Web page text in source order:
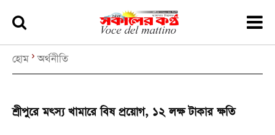
হোম অর্থনীতি
শ্রীপুরে মৎস্য খামারে বিষ প্রয়োগ, ১২ লক্ষ টাকার ক্ষতি